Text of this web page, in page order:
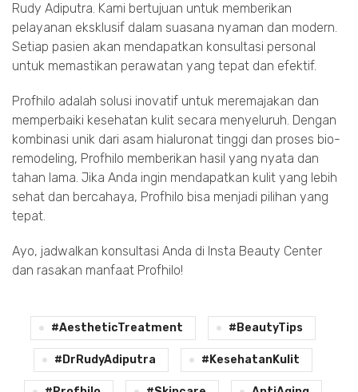
Rudy Adiputra. Kami bertujuan untuk memberikan
pelayanan eksklusif dalam suasana nyaman dan modern.
Setiap pasien akan mendapatkan konsultasi personal
untuk memastikan perawatan yang tepat dan efektif.
Profhilo adalah solusi inovatif untuk meremajakan dan
memperbaiki kesehatan kulit secara menyeluruh. Dengan
kombinasi unik dari asam hialuronat tinggi dan proses bio-
remodeling, Profhilo memberikan hasil yang nyata dan
tahan lama. Jika Anda ingin mendapatkan kulit yang lebih
sehat dan bercahaya, Profhilo bisa menjadi pilihan yang
tepat.
Ayo, jadwalkan konsultasi Anda di Insta Beauty Center
dan rasakan manfaat Profhilo!
#AestheticTreatment #BeautyTips
#DrRudyAdiputra #KesehatanKulit